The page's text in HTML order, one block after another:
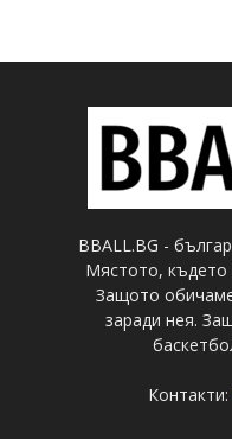
BBALL.BG -
Мястото, където
Защото
заради нея.
Контакти: